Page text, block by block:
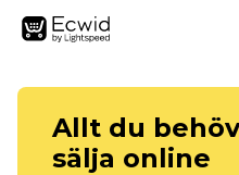
Allt du
sälja online